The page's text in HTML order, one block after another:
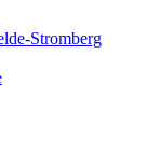
Stromberg